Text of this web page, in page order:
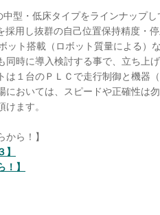
型・低床タイプをラインナップ
採用し抜群の自己位置保持精度
ット搭載（ロボット質量による
同時に導入検討する事で、立ち上
は１台のＰＬＣで走行制御と機器
においては、スピードや正確性は
ます。
から！】
】
】